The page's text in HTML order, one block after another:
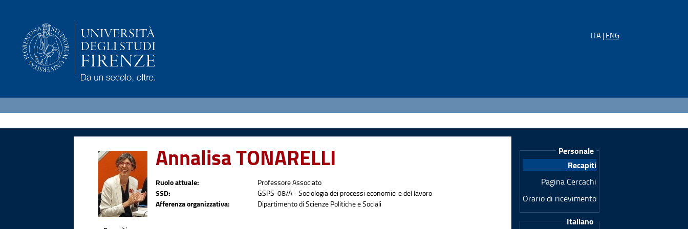
ITA |ENG
Personale
Recapiti
Pagina Cercachi
Orario di ricevimento
Italiano
Annalisa TONARELLI
Ruolo attuale: Professore Associato
SSD: GSPS-08/A - Sociologia dei processi economici e del lavoro
Afferenza organizzativa: Dipartimento di Scienze Politiche e Sociali